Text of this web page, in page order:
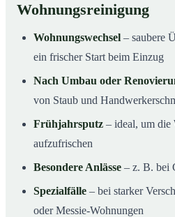
Wohnungsreinigung
Wohnungswechsel – saubere
ein frischer Start beim Einzug
Nach Umbau oder
von Staub und
Frühjahrsputz – ideal, um die
aufzufrischen
Besondere Anlässe – z. B. bei
Spezialfälle – bei starker
oder Messie-Wohnungen